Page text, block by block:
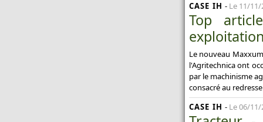
CASE IH - Le 11/11/
Top
Le nouveau
l'Agritechnica ont
par le machinisme
consacré au
CASE IH - Le 06/11/